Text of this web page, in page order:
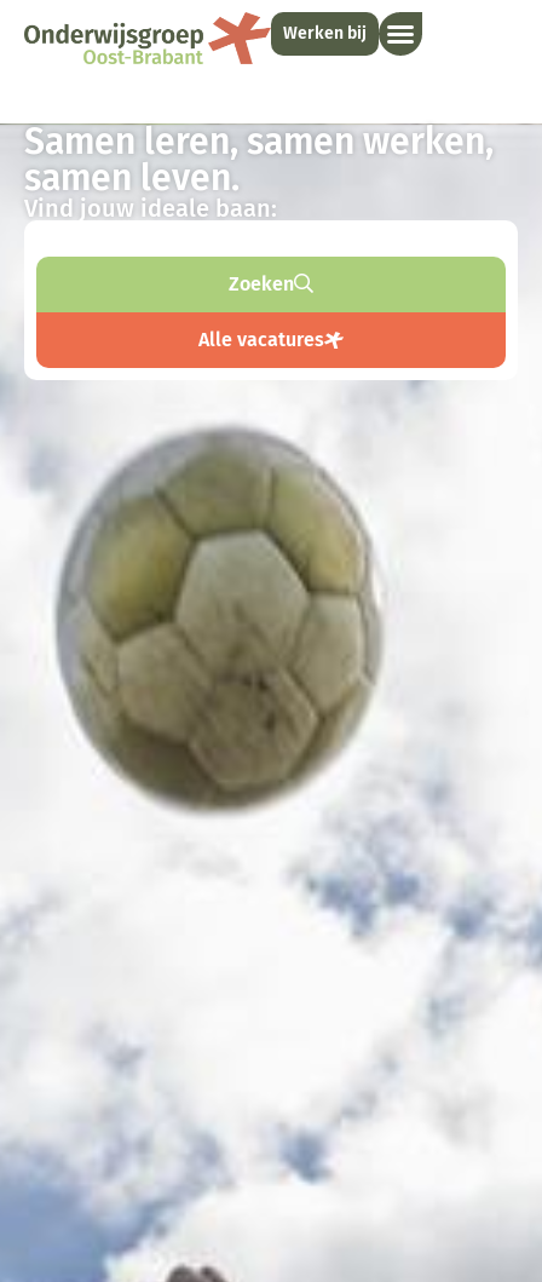
Werken bij
Samen leren, samen werken,
samen leven.
Vind jouw ideale baan:
Zoeken
Alle vacatures